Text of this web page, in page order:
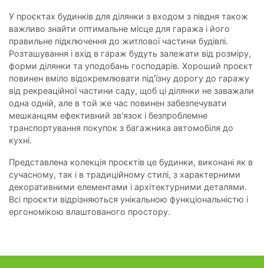
У проєктах будинків для ділянки з входом з півдня також
важливо знайти оптимальне місце для гаража і його
правильне підключення до житлової частини будівлі.
Розташування і вхід в гараж будуть залежати від розміру,
форми ділянки та уподобань господарів. Хороший проєкт
повинен вміло відокремлювати під'їзну дорогу до гаражу
від рекреаційної частини саду, щоб ці ділянки не заважали
одна одній, але в той же час повинен забезпечувати
мешканцям ефективний зв'язок і безпроблемне
транспортування покупок з багажника автомобіля до
кухні.
Представлена ​​колекція проєктів це будинки, виконані як в
сучасному, так і в традиційному стилі, з характерними
декоративними елементами і архітектурними деталями.
Всі проєкти відрізняються унікальною функціональністю і
ергономікою влаштованого простору.